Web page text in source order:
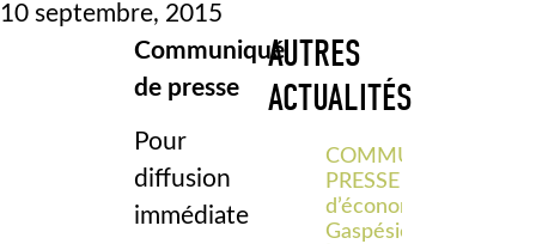
10 septembre, 2015
Communiqué
de presse
Pour
diffusion
immédiate
AUTRES
ACTUALITÉS
COMMUNIQUÉ DE
PRESSE – Le Pôle
d’économie sociale
Gaspésie–